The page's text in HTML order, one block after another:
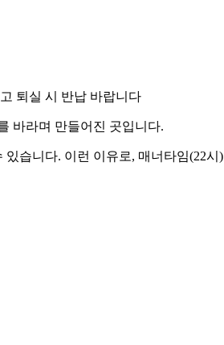
퇴실 시 반납 바랍니다
바라며 만들어진 곳입니다.
습니다. 이런 이유로, 매너타임(22시)